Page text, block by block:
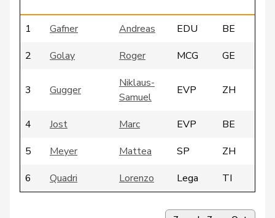
1 Gafner Andreas EDU
BE
2
Golay Roger MCG GE
3 Gugger
Niklaus-
Samuel
EVP ZH
4 Jost Marc EVP
BE
5
Meyer Mattea SP
ZH
6
Quadri Lorenzo Lega
TI